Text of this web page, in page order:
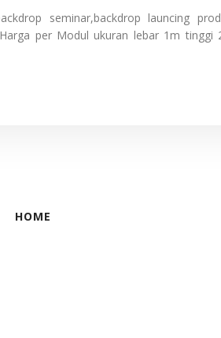
seminar,backdrop launcing
per Modul ukuran lebar 1m tinggi
HOME